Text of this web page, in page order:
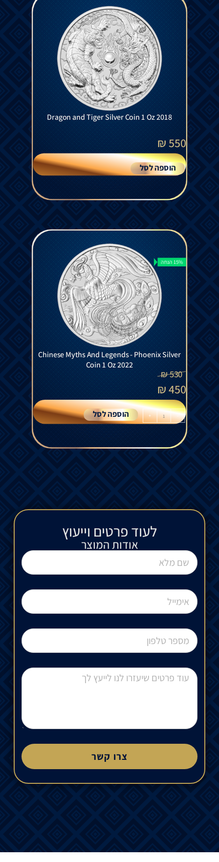
Dragon and Tiger Silver Coin 1 Oz 2018
550
₪
הוספה לסל
15% הנחה
Chinese Myths And Legends - Phoenix Silver
Coin 1 Oz 2022
530
₪
450
₪
-
+ הוספה לסל
לעוד פרטים וייעוץ​
אודות המוצר
צרו קשר